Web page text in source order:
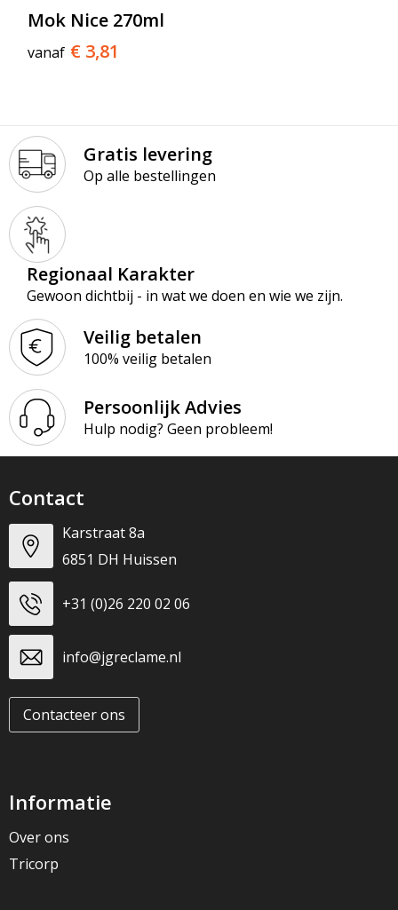
Mok Nice 270ml
vanaf € 3,81
Gratis levering
Op alle bestellingen
Regionaal Karakter
Gewoon dichtbij - in wat we doen en wie we zijn.
Veilig betalen
100% veilig betalen
Persoonlijk Advies
Hulp nodig? Geen probleem!
Contact
Karstraat 8a
6851 DH Huissen
+31 (0)26 220 02 06
info@jgreclame.nl
Contacteer ons
Informatie
Over ons
Tricorp